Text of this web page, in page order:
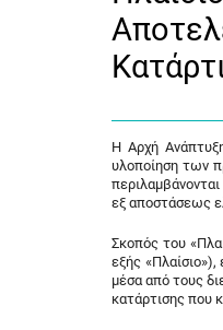
Η Αρχή
υλοποίηση των
εξ αποστάσεως
Σκοπός του
εξής
μέσα από τους
κατάρτισης που